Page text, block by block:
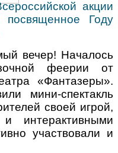
акции
Году
вечер! Началось
феерии от
«Фантазеры».
мини-спектакль
своей игрой,
интерактивными
участвовали и